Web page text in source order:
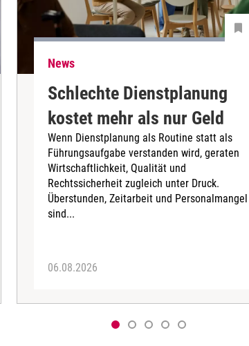
News
Schlechte Dienstplanung
kostet mehr als nur Geld
Wenn Dienstplanung als Routine statt als
Führungsaufgabe verstanden wird, geraten
Wirtschaftlichkeit, Qualität und
Rechtssicherheit zugleich unter Druck.
Überstunden, Zeitarbeit und Personalmangel
sind...
06.08.2026